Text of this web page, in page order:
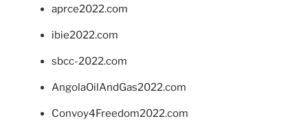
aprce2022.com
ibie2022.com
sbcc-2022.com
AngolaOilAndGas2022.com
Convoy4Freedom2022.com